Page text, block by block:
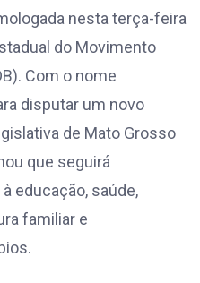
nesta terça-feira
do Movimento
Com o nome
disputar um novo
de Mato Grosso
que seguirá
educação, saúde,
familiar e